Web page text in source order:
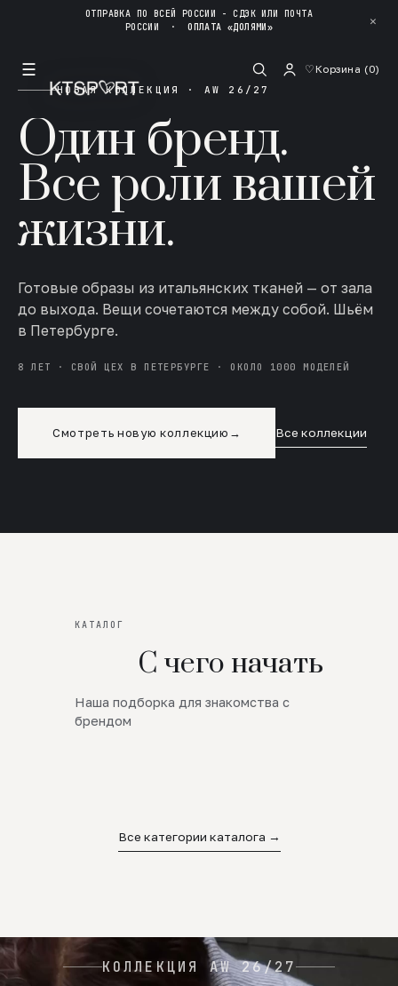
ОТПРАВКА ПО ВСЕЙ РОССИИ - СДЭК ИЛИ ПОЧТА
РОССИИ ·ОПЛАТА «ДОЛЯМИ» ✕
☰ ♡Корзина (0)
НОВАЯ КОЛЛЕКЦИЯ · AW 26/27
Один бренд.
Все роли вашей
жизни.
Готовые образы из итальянских тканей — от зала
до выхода. Вещи сочетаются между собой. Шьём
в Петербурге.
8 ЛЕТ · СВОЙ ЦЕХ В ПЕТЕРБУРГЕ · ОКОЛО 1000 МОДЕЛЕЙ
Смотреть новую коллекцию → Все коллекции
КАТАЛОГ
С чего начать
Наша подборка для знакомства с
брендом
Новинки
SALE
Все категории каталога →
КОЛЛЕКЦИЯ AW 26/27